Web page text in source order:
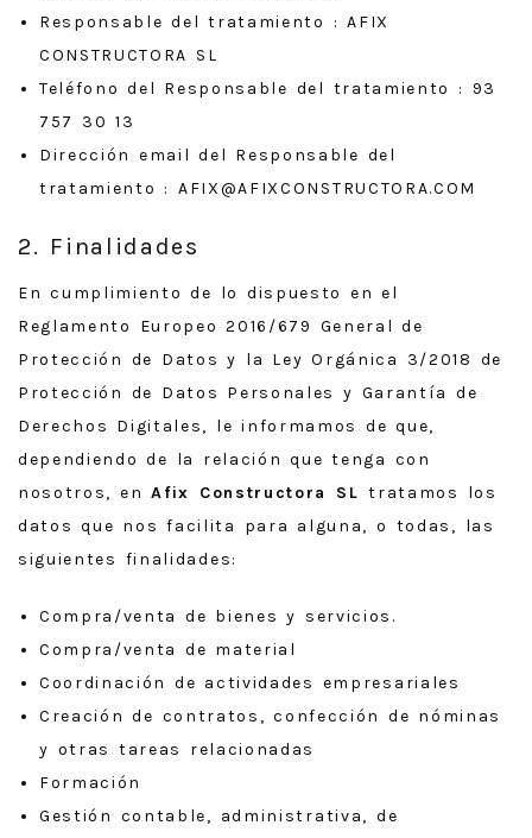
Responsable del tratamiento :AFIX
CONSTRUCTORA SL
Teléfono del Responsable del tratamiento : 93
757 30 13
Dirección email del Responsable del
tratamiento : AFIX@AFIXCONSTRUCTORA.COM
2. Finalidades
En cumplimiento de lo dispuesto en el
Reglamento Europeo 2016/679 General de
Protección de Datos y la Ley Orgánica 3/2018 de
Protección de Datos Personales y Garantía de
Derechos Digitales, le informamos de que,
dependiendo de la relación que tenga con
nosotros, enAfix Constructora SLtratamos los
datos que nos facilita para alguna, o todas, las
siguientes finalidades:
Compra/venta de bienes y servicios.
Compra/venta de material
Coordinación de actividades empresariales
Creación de contratos, confección de nóminas
y otras tareas relacionadas
Formación
Gestión contable, administrativa, de